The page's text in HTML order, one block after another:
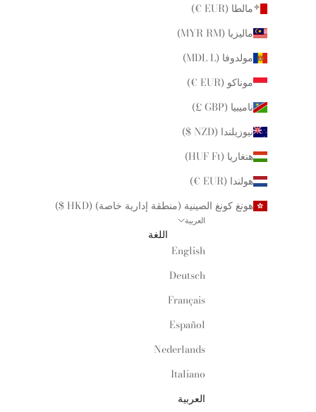
مالطا (EUR €)
ماليزيا (MYR RM)
مولدوفا (MDL L)
موناكو (EUR €)
ناميبيا (GBP £)
نيوزيلندا (NZD $)
هنغاريا (HUF Ft)
هولندا (EUR €)
هونغ كونغ الصينية (منطقة إدارية خاصة) (HKD $)
العربية
اللغة
English
Deutsch
Français
Español
Nederlands
Italiano
العربية